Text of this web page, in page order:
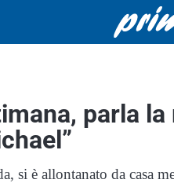
parla la
si è allontanato da casa